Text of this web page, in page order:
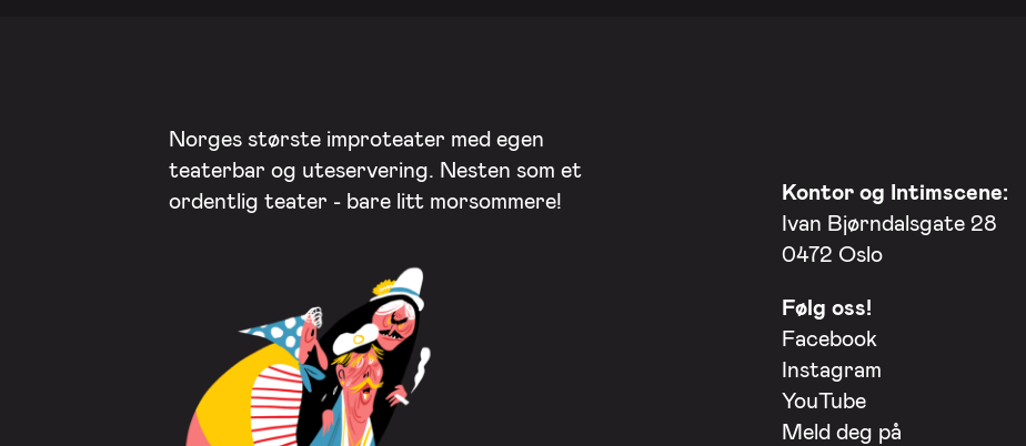
Norges største improteater med egen
teaterbar og uteservering. Nesten som et
ordentlig teater - bare litt morsommere!
Kontor og Intimscene:
Ivan Bjørndalsgate 28
0472 Oslo
Følg oss!
Facebook
Instagram
YouTube
Meld deg på